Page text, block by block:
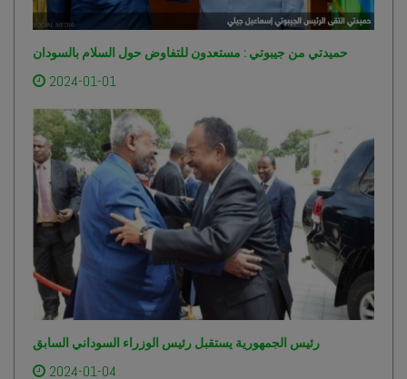
حميدتي من جيبوتي : مستعدون للتفاوض حول السلام بالسودان
2024-01-01
رئيس الجمهورية يستقبل رئيس الوزراء السوداني السابق
2024-01-04